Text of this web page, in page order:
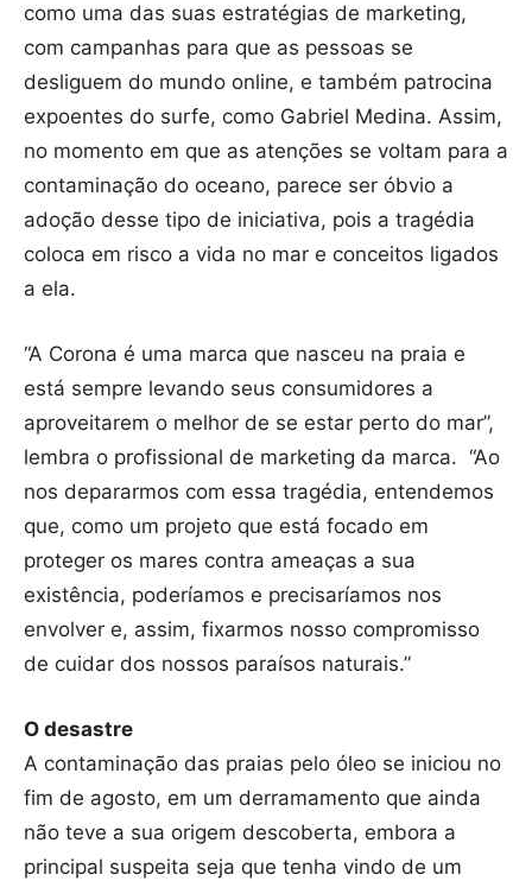
como uma das suas estratégias de marketing,
com campanhas para que as pessoas se
desliguem do mundo online, e também patrocina
expoentes do surfe, como Gabriel Medina. Assim,
no momento em que as atenções se voltam para a
contaminação do oceano, parece ser óbvio a
adoção desse tipo de iniciativa, pois a tragédia
coloca em risco a vida no mar e conceitos ligados
a ela.
“A Corona é uma marca que nasceu na praia e
está sempre levando seus consumidores a
aproveitarem o melhor de se estar perto do mar”,
lembra o profissional de marketing da marca. “Ao
nos depararmos com essa tragédia, entendemos
que, como um projeto que está focado em
proteger os mares contra ameaças a sua
existência, poderíamos e precisaríamos nos
envolver e, assim, fixarmos nosso compromisso
de cuidar dos nossos paraísos naturais.”
O desastre
A contaminação das praias pelo óleo se iniciou no
fim de agosto, em um derramamento que ainda
não teve a sua origem descoberta, embora a
principal suspeita seja que tenha vindo de um